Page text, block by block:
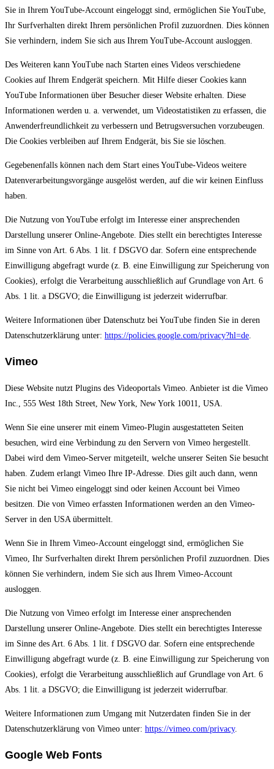
Sie in Ihrem YouTube-Account eingeloggt sind, ermöglichen Sie YouTube,
Ihr Surfverhalten direkt Ihrem persönlichen Profil zuzuordnen. Dies können
Sie verhindern, indem Sie sich aus Ihrem YouTube-Account ausloggen.
Des Weiteren kann YouTube nach Starten eines Videos verschiedene
Cookies auf Ihrem Endgerät speichern. Mit Hilfe dieser Cookies kann
YouTube Informationen über Besucher dieser Website erhalten. Diese
Informationen werden u. a. verwendet, um Videostatistiken zu erfassen, die
Anwenderfreundlichkeit zu verbessern und Betrugsversuchen vorzubeugen.
Die Cookies verbleiben auf Ihrem Endgerät, bis Sie sie löschen.
Gegebenenfalls können nach dem Start eines YouTube-Videos weitere
Datenverarbeitungsvorgänge ausgelöst werden, auf die wir keinen Einfluss
haben.
Die Nutzung von YouTube erfolgt im Interesse einer ansprechenden
Darstellung unserer Online-Angebote. Dies stellt ein berechtigtes Interesse
im Sinne von Art. 6 Abs. 1 lit. f DSGVO dar. Sofern eine entsprechende
Einwilligung abgefragt wurde (z. B. eine Einwilligung zur Speicherung von
Cookies), erfolgt die Verarbeitung ausschließlich auf Grundlage von Art. 6
Abs. 1 lit. a DSGVO; die Einwilligung ist jederzeit widerrufbar.
Weitere Informationen über Datenschutz bei YouTube finden Sie in deren
Datenschutzerklärung unter: https://policies.google.com/privacy?hl=de
Vimeo
Diese Website nutzt Plugins des Videoportals Vimeo. Anbieter ist die Vimeo
Inc., 555 West 18th Street, New York, New York 10011, USA.
Wenn Sie eine unserer mit einem Vimeo-Plugin ausgestatteten Seiten
besuchen, wird eine Verbindung zu den Servern von Vimeo hergestellt.
Dabei wird dem Vimeo-Server mitgeteilt, welche unserer Seiten Sie besucht
haben. Zudem erlangt Vimeo Ihre IP-Adresse. Dies gilt auch dann, wenn
Sie nicht bei Vimeo eingeloggt sind oder keinen Account bei Vimeo
besitzen. Die von Vimeo erfassten Informationen werden an den Vimeo-
Server in den USA übermittelt.
Wenn Sie in Ihrem Vimeo-Account eingeloggt sind, ermöglichen Sie
Vimeo, Ihr Surfverhalten direkt Ihrem persönlichen Profil zuzuordnen. Dies
können Sie verhindern, indem Sie sich aus Ihrem Vimeo-Account
ausloggen.
Die Nutzung von Vimeo erfolgt im Interesse einer ansprechenden
Darstellung unserer Online-Angebote. Dies stellt ein berechtigtes Interesse
im Sinne des Art. 6 Abs. 1 lit. f DSGVO dar. Sofern eine entsprechende
Einwilligung abgefragt wurde (z. B. eine Einwilligung zur Speicherung von
Cookies), erfolgt die Verarbeitung ausschließlich auf Grundlage von Art. 6
Abs. 1 lit. a DSGVO; die Einwilligung ist jederzeit widerrufbar.
Weitere Informationen zum Umgang mit Nutzerdaten finden Sie in der
Datenschutzerklärung von Vimeo unter: https://vimeo.com/privacy.
Google Web Fonts